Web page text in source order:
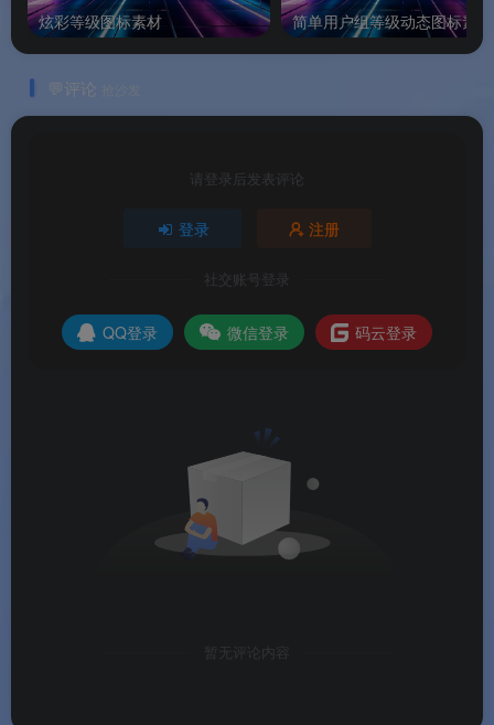
炫彩等级图标素材 简单用户组等级动态图标素材
💬评论
请登录后发表评论
登录 注册
社交账号登录
QQ登录 微信登录 码云登录
暂无评论内容